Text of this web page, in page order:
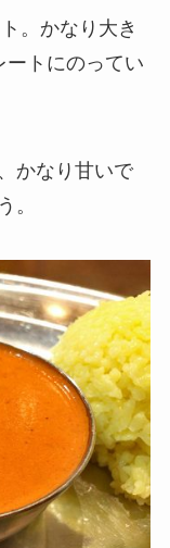
。かなり大き
トにのってい
かなり甘いで